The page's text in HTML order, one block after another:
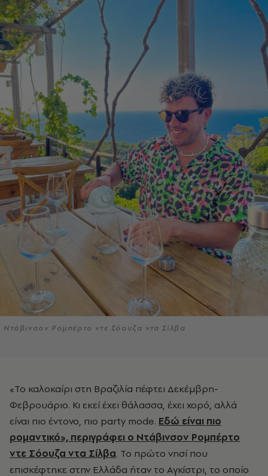
Ντάβινσον Ρομπέρτο ντε Σόουζα ντα Σίλβα
«Το καλοκαίρι στη Βραζιλία πέφτει Δεκέμβρη-
Φεβρουάριο. Κι εκεί έχει θάλασσα, έχει χορό, αλλά
είναι πιο έντονο, πιο party mode. Εδώ είναι πιο
ρομαντικό», περιγράφει ο Ντάβινσον Ρομπέρτο
ντε Σόουζα ντα Σίλβα. Το πρώτο νησί που
επισκέφτηκε στην Ελλάδα ήταν το Αγκίστρι, το οποίο